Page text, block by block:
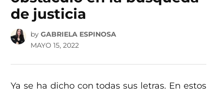
de justicia
by GABRIELA ESPINOSA
MAYO 15, 2022
Ya se ha dicho con todas sus letras. En estos